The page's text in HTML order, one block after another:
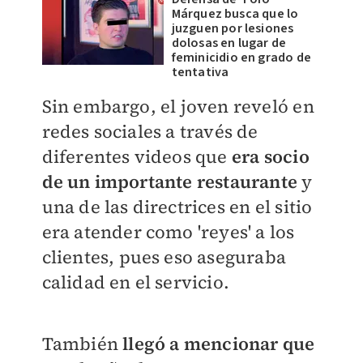
Márquez busca que lo
juzguen por lesiones
dolosas en lugar de
feminicidio en grado de
tentativa
Sin embargo, el joven reveló en
redes sociales a través de
diferentes videos que era socio
de un importante restaurante y
una de las directrices en el sitio
era atender como 'reyes' a los
clientes, pues eso aseguraba
calidad en el servicio.
Tambiénllegó a mencionar que